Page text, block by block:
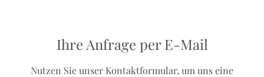
Ihre Anfrage per E-Mail
Nutzen Sie unser Kontaktformular, um uns eine